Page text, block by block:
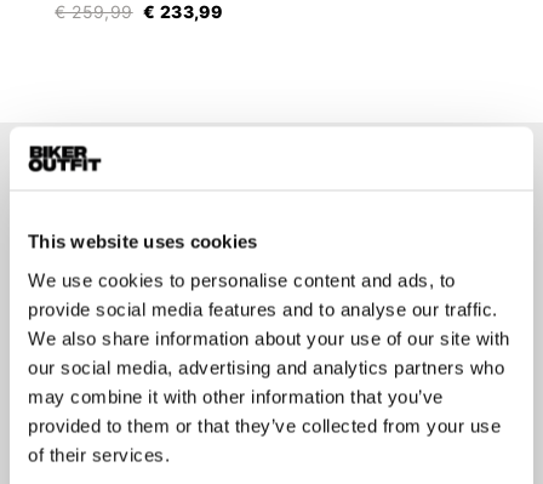
This website uses cookies
We use cookies to personalise content and ads, to
provide social media features and to analyse our traffic.
We also share information about your use of our site with
our social media, advertising and analytics partners who
may combine it with other information that you’ve
provided to them or that they’ve collected from your use
of their services.
€ 259,99 € 233,99
Aanmelden